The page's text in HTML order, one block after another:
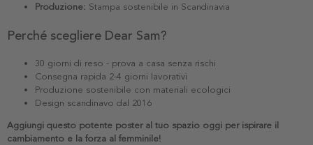
Produzione: Stampa sostenibile in Scandinavia
Perché scegliere Dear Sam?
30 giorni di reso - prova a casa senza rischi
Consegna rapida 2-4 giorni lavorativi
Produzione sostenibile con materiali ecologici
Design scandinavo dal 2016
Aggiungi questo potente poster al tuo spazio oggi per ispirare il
cambiamento e la forza al femminile!